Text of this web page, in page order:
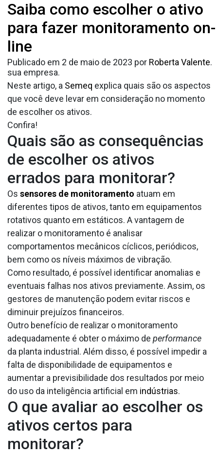
Tag: ativo para
monitoramento
Saiba como escolher o ativo
para fazer monitoramento on-
line
Publicado em 2 de maio de 2023 por Roberta Valente.
Saber como escolher o ativo certo para fazer o
monitoramento
disponibilidade e a confiabilidade das máquinas de
uma planta industrial. Assim, é possível realizar o
acompanhamento conforme as necessidades da
sua empresa.
Neste artigo, a Semeq explica quais são os aspectos
que você deve levar em consideração no momento
de escolher os ativos.
Confira!
Quais são as consequências
de escolher os ativos
errados para monitorar?
Os sensores de monitoramento atuam em
diferentes tipos de ativos, tanto em equipamentos
rotativos quanto em estáticos. A vantagem de
realizar o monitoramento é analisar
comportamentos mecânicos cíclicos, periódicos,
bem como os níveis máximos de vibração.
Como resultado, é possível identificar anomalias e
eventuais falhas nos ativos previamente. Assim, os
gestores de manutenção podem evitar riscos e
diminuir prejuízos financeiros.
Outro benefício de realizar o monitoramento
adequadamente é obter o máximo de performance
da planta industrial. Além disso, é possível impedir a
falta de disponibilidade de equipamentos e
aumentar a previsibilidade dos resultados por meio
do uso da inteligência artificial em indústrias.
O que avaliar ao escolher os
ativos certos para
monitorar?